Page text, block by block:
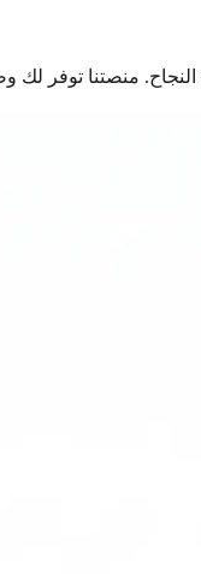
النجاح. منصتنا توفر